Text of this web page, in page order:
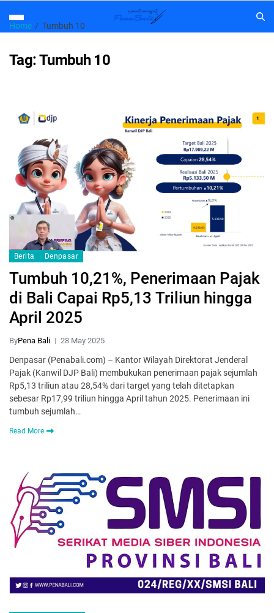
Home Tumbuh 10
Tag:Tumbuh 10
Berita Denpasar
Tumbuh 10,21%, Penerimaan Pajak
di Bali Capai Rp5,13 Triliun hingga
April 2025
ByPena Bali 28 May 2025
Denpasar (Penabali.com) – Kantor Wilayah Direktorat Jenderal
Pajak (Kanwil DJP Bali) membukukan penerimaan pajak sejumlah
Rp5,13 triliun atau 28,54% dari target yang telah ditetapkan
sebesar Rp17,99 triliun hingga April tahun 2025. Penerimaan ini
tumbuh sejumlah…
Read More